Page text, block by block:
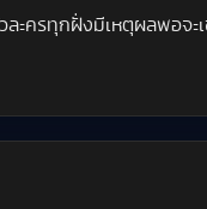
ะครทุกฝั่งมีเหตุผลพอจะ